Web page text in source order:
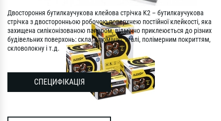
Двостороння бутилкаучукова клейова стрічка K2 – бутилкаучукова
стрічка з двосторонньою робочою поверхнею постійної клейкості, яка
захищена силіконізованою папером, відмінно приклеюється до різних
будівельних поверхонь: скла, алюмінію, сталі, полімерним покриттям,
скловолокну і т.д.
СПЕЦИФІКАЦІЯ